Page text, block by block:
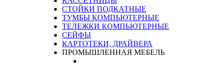
СТОЙКИ ПОДКАТНЫЕ
ТУМБЫ КОМПЬЮТЕРНЫЕ
ТЕЛЕЖКИ КОМПЬЮТЕРНЫЕ
СЕЙФЫ
КАРТОТЕКИ, ДРАЙВЕРА
ПРОМЫШЛЕННАЯ МЕБЕЛЬ